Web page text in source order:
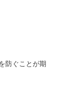
防ぐことが期